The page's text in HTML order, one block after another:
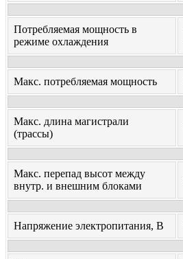
Потребляемая мощность в
режиме охлаждения
Макс. потребляемая мощность
Макс. длина магистрали
(трассы)
Макс. перепад высот между
внутр. и внешним блоками
Напряжение электропитания, В